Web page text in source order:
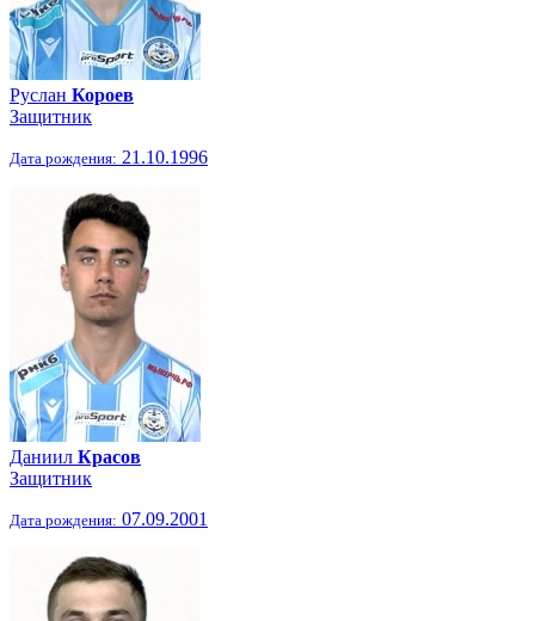
Руслан Короев
Защитник
Дата рождения: 21.10.1996
Даниил Красов
Защитник
Дата рождения: 07.09.2001